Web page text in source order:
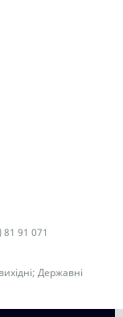
81 91 071
Державні